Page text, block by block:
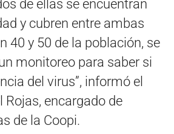
de ellas se encuentran
y cubren entre ambas
40 y 50 de la población, se
monitoreo para saber si
del virus”, informó el
Rojas, encargado de
de la Coopi.